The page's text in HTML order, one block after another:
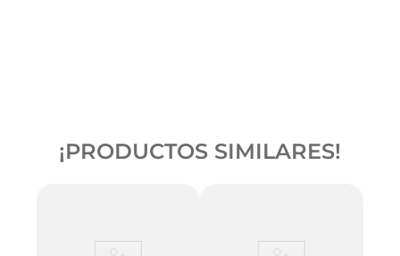
¡PRODUCTOS SIMILARES!